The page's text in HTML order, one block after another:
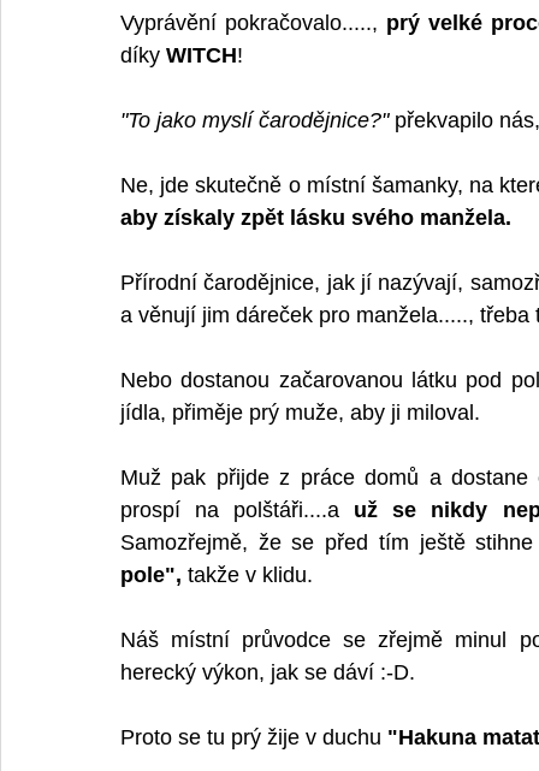
Vyprávění pokračovalo....., prý velké
díky WITCH!
"To jako myslí čarodějnice?" překvapilo
aby získaly zpět lásku svého manžela.
Přírodní čarodějnice, jak jí nazývají,
a věnují jim dáreček pro manžela.....,
Nebo dostanou začarovanou látku pod
jídla, přiměje prý muže, aby ji miloval.
Muž pak přijde z práce domů a
prospí na polštáři....a už se nikdy
Samozřejmě, že se před tím ještě
pole", takže v klidu.
Náš místní průvodce se zřejmě minul
herecký výkon, jak se dáví :-D.
Proto se tu prý žije v duchu "Hakuna